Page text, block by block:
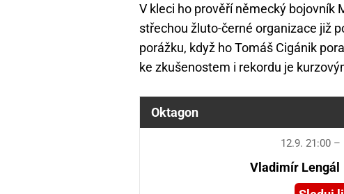
V kleci ho prověří německý bojovník
střechou žluto-černé organizace již
porážku, když ho Tomáš Cigánik
ke zkušenostem i rekordu je
Oktagon
12.9. 21:00
Vladimír Lengál